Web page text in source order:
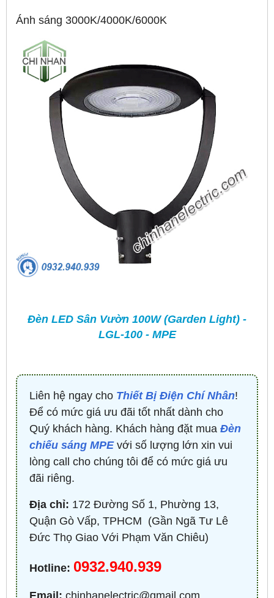
Ánh sáng 3000K/4000K/6000K
Đèn LED Sân Vườn 100W (Garden Light) -
LGL-100 - MPE
Liên hệ ngay cho Thiết Bị Điện Chí Nhân!
Để có mức giá ưu đãi tốt nhất dành cho
Quý khách hàng. Khách hàng đặt mua Đèn
chiếu sáng MPEvới số lượng lớn xin vui
lòng call cho chúng tôi để có mức giá ưu
đãi riêng.
Địa chỉ: 172 Đường Số 1, Phường 13,
Quận Gò Vấp, TPHCM ​ (Gần Ngã Tư Lê
Đức Thọ Giao Với Phạm Văn Chiêu)
Hotline: 0932.940.939
Email: chinhanelectric@gmail.com